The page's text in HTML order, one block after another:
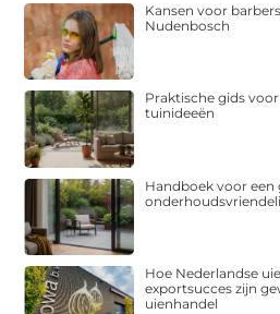
Kansen voor
Nudenbosch
Praktische gids
tuinideeën
Handboek voor een
Hoe Nederlandse
exportsucces zijn
uienhandel